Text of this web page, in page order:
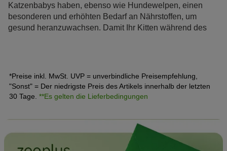
Katzenbabys haben, ebenso wie Hundewelpen, einen
besonderen und erhöhten Bedarf an Nährstoffen, um
gesund heranzuwachsen. Damit Ihr Kitten während des
wie Sie Ihr Kitten richtig füttern und was es rund um
Futterart und Futtermenge zu beachten gibt.
*Preise inkl. MwSt. UVP = unverbindliche Preisempfehlung,
"Sonst" = Der niedrigste Preis des Artikels innerhalb der letzten
30 Tage. **Es gelten die Lieferbedingungen